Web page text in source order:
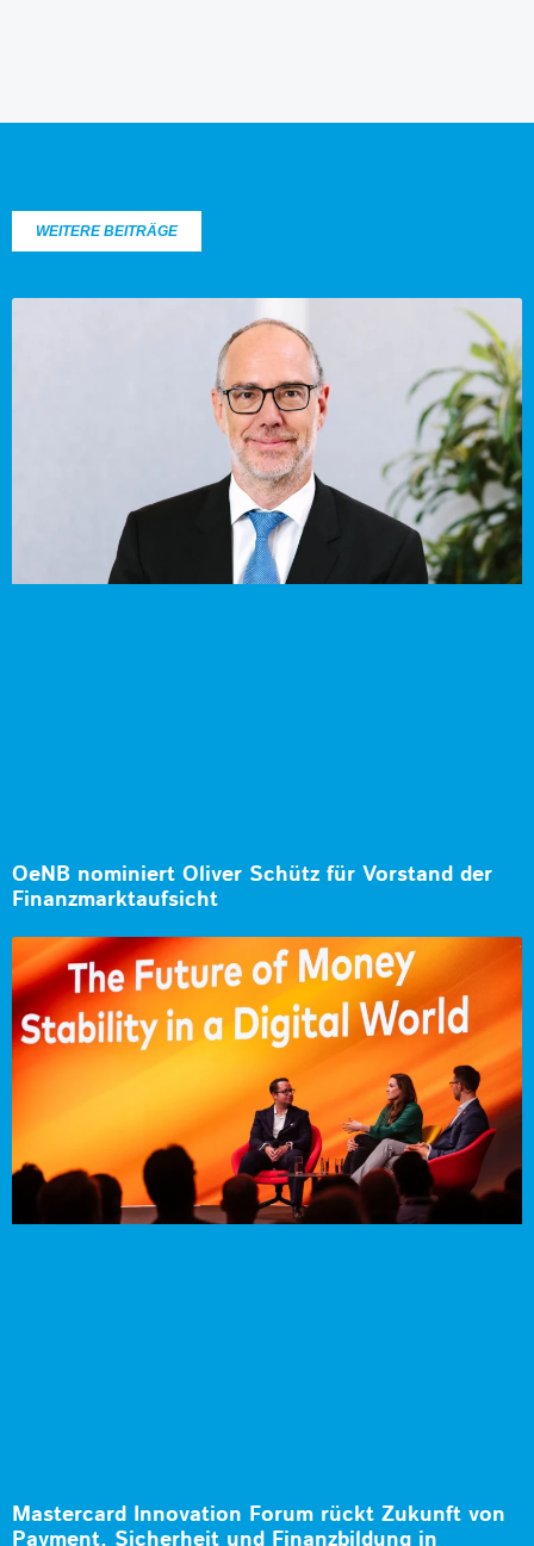
WEITERE BEITRÄGE
OeNB nominiert Oliver Schütz für Vorstand der
Finanzmarktaufsicht
Mastercard Innovation Forum rückt Zukunft von